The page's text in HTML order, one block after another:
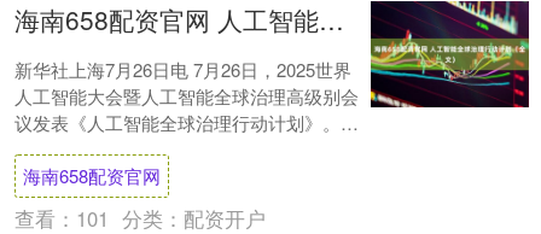
海南658配资官网 人工智能全球治理行动计划（全文）
新华社上海7月26日电 7月26日，2025世界
人工智能大会暨人工智能全球治理高级别会
议发表《人工智能全球治理行动计划》。全
文如下： 人工智能全球治理行动计划 ....
海南658配资官网
查看： 101 分类： 配资开户